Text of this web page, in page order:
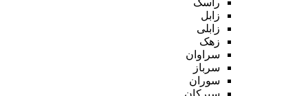
زابل
زابلی
زهک
سراوان
سرباز
سوران
سیرکان